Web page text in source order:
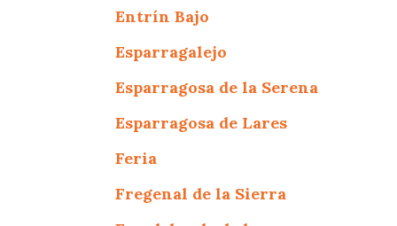
Entrín Bajo
Esparragalejo
Esparragosa de la Serena
Esparragosa de Lares
Feria
Fregenal de la Sierra